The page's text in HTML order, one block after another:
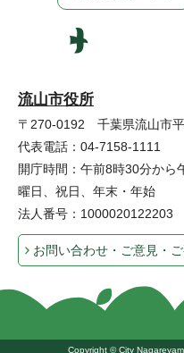
流山市役所
〒270-0192 千葉県流山市
代表電話：04-7158-1111
開庁時間：午前8時30分か
曜日、祝日、年末・年始
法人番号：1000020122203
お問い合わせ・ご意見・
Copyright © City